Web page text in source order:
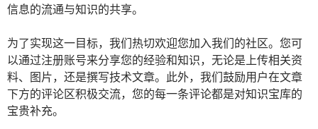
信息的流通与知识的共享。
为了实现这一目标，我们热切欢迎您加入我们的社区。您可
以通过注册账号来分享您的经验和知识，无论是上传相关资
料、图片，还是撰写技术文章。此外，我们鼓励用户在文章
下方的评论区积极交流，您的每一条评论都是对知识宝库的
宝贵补充。